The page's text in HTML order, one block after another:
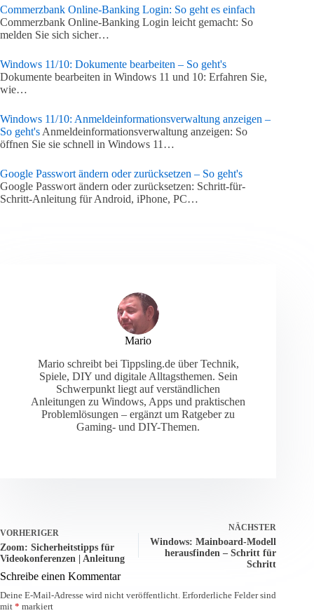
Commerzbank Online-Banking Login: So geht es einfach
Commerzbank Online-Banking Login leicht gemacht: So
melden Sie sich sicher…
Windows 11/10: Dokumente bearbeiten – So geht's
Dokumente bearbeiten in Windows 11 und 10: Erfahren Sie,
wie…
Windows 11/10: Anmeldeinformationsverwaltung anzeigen –
So geht'sAnmeldeinformationsverwaltung anzeigen: So
öffnen Sie sie schnell in Windows 11…
Google Passwort ändern oder zurücksetzen – So geht's
Google Passwort ändern oder zurücksetzen: Schritt-für-
Schritt-Anleitung für Android, iPhone, PC…
Mario
Mario schreibt bei Tippsling.de über Technik,
Spiele, DIY und digitale Alltagsthemen. Sein
Schwerpunkt liegt auf verständlichen
Anleitungen zu Windows, Apps und praktischen
Problemlösungen – ergänzt um Ratgeber zu
Gaming- und DIY-Themen.
VORHERIGER
Zoom: Sicherheitstipps für
Videokonferenzen | Anleitung
NÄCHSTER
Windows: Mainboard-Modell
herausfinden – Schritt für
Schritt
Schreibe einen Kommentar
Deine E-Mail-Adresse wird nicht veröffentlicht. Erforderliche Felder sind
mit * markiert